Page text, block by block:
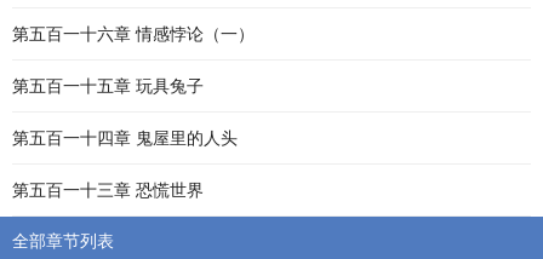
第五百一十六章 情感悖论（一）
第五百一十五章 玩具兔子
第五百一十四章 鬼屋里的人头
第五百一十三章 恐慌世界
全部章节列表